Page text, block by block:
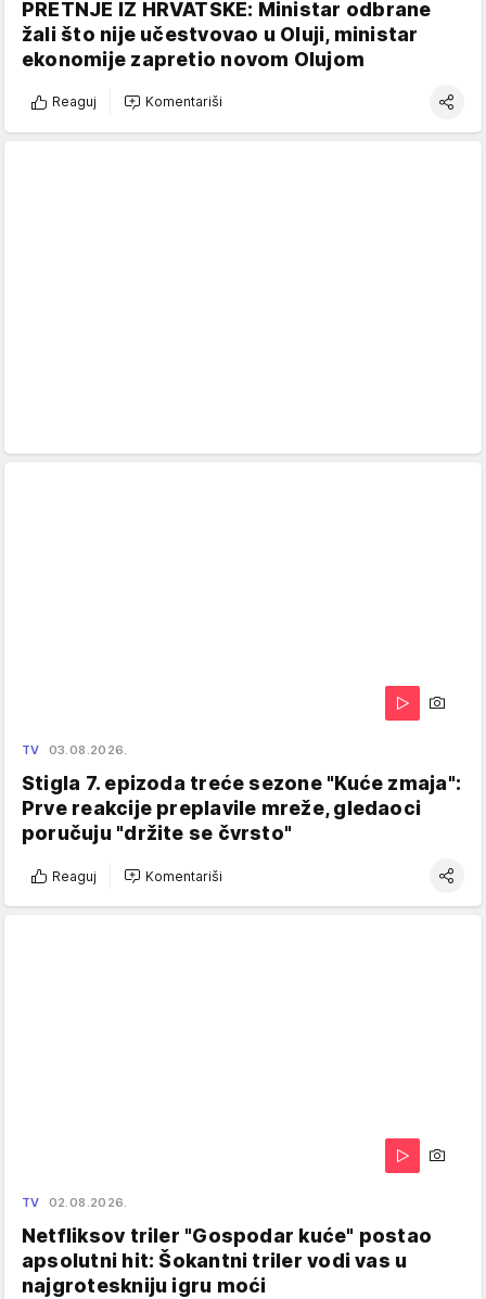
PRETNJE IZ HRVATSKE: Ministar odbrane
žali što nije učestvovao u Oluji, ministar
ekonomije zapretio novom Olujom
Reaguj Komentariši
TV 03.08.2026.
Stigla 7. epizoda treće sezone "Kuće zmaja":
Prve reakcije preplavile mreže, gledaoci
poručuju "držite se čvrsto"
Reaguj Komentariši
TV 02.08.2026.
Netfliksov triler "Gospodar kuće" postao
apsolutni hit: Šokantni triler vodi vas u
najgroteskniju igru moći